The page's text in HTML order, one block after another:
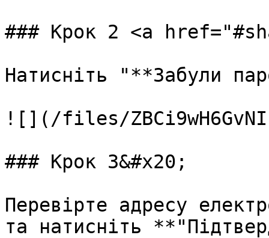
### Крок 2 <a
Натисніть "**Забули
![](/files/
### Крок 3&#x20;
Перевірте адресу
та натисніть